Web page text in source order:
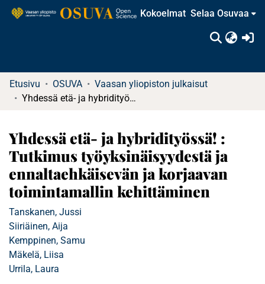
Kokoelmat Selaa Osuvaa
Etusivu OSUVA
Vaasan yliopiston julkaisut
Yhdessä etä- ja hybridityössä! : Tutkimus työyksinäisyydestä ja ennaltaehkäisevän ja korjaavan toimintamallin kehittäminen
Yhdessä etä- ja hybridityössä! :
Tutkimus työyksinäisyydestä ja
ennaltaehkäisevän ja korjaavan
toimintamallin kehittäminen
Tanskanen, Jussi
Siiriäinen, Aija
Kemppinen, Samu
Mäkelä, Liisa
Urrila, Laura